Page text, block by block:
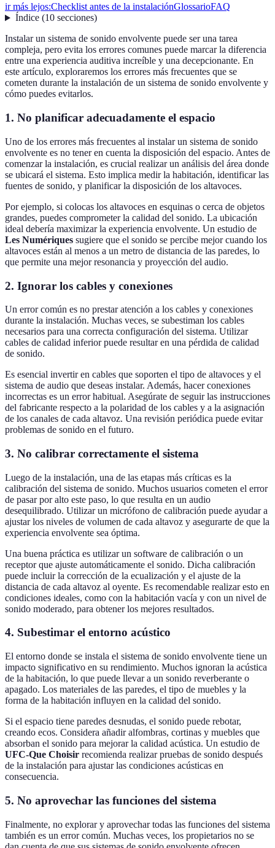
ir más lejos:Checklist antes de la instalaciónGlossarioFAQ
Índice(10 secciones)
Instalar un sistema de sonido envolvente puede ser una tarea
compleja, pero evita los errores comunes puede marcar la diferencia
entre una experiencia auditiva increíble y una decepcionante. En
este artículo, exploraremos los errores más frecuentes que se
cometen durante la instalación de un sistema de sonido envolvente y
cómo puedes evitarlos.
1. No planificar adecuadamente el espacio
Uno de los errores más frecuentes al instalar un sistema de sonido
envolvente es no tener en cuenta la disposición del espacio. Antes de
comenzar la instalación, es crucial realizar un análisis del área donde
se ubicará el sistema. Esto implica medir la habitación, identificar las
fuentes de sonido, y planificar la disposición de los altavoces.
Por ejemplo, si colocas los altavoces en esquinas o cerca de objetos
grandes, puedes comprometer la calidad del sonido. La ubicación
ideal debería maximizar la experiencia envolvente. Un estudio de
Les Numériques sugiere que el sonido se percibe mejor cuando los
altavoces están al menos a un metro de distancia de las paredes, lo
que permite una mejor resonancia y proyección del audio.
2. Ignorar los cables y conexiones
Un error común es no prestar atención a los cables y conexiones
durante la instalación. Muchas veces, se subestiman los cables
necesarios para una correcta configuración del sistema. Utilizar
cables de calidad inferior puede resultar en una pérdida de calidad
de sonido.
Es esencial invertir en cables que soporten el tipo de altavoces y el
sistema de audio que deseas instalar. Además, hacer conexiones
incorrectas es un error habitual. Asegúrate de seguir las instrucciones
del fabricante respecto a la polaridad de los cables y a la asignación
de los canales de cada altavoz. Una revisión periódica puede evitar
problemas de sonido en el futuro.
3. No calibrar correctamente el sistema
Luego de la instalación, una de las etapas más críticas es la
calibración del sistema de sonido. Muchos usuarios cometen el error
de pasar por alto este paso, lo que resulta en un audio
desequilibrado. Utilizar un micrófono de calibración puede ayudar a
ajustar los niveles de volumen de cada altavoz y asegurarte de que la
experiencia envolvente sea óptima.
Una buena práctica es utilizar un software de calibración o un
receptor que ajuste automáticamente el sonido. Dicha calibración
puede incluir la corrección de la ecualización y el ajuste de la
distancia de cada altavoz al oyente. Es recomendable realizar esto en
condiciones ideales, como con la habitación vacía y con un nivel de
sonido moderado, para obtener los mejores resultados.
4. Subestimar el entorno acústico
El entorno donde se instala el sistema de sonido envolvente tiene un
impacto significativo en su rendimiento. Muchos ignoran la acústica
de la habitación, lo que puede llevar a un sonido reverberante o
apagado. Los materiales de las paredes, el tipo de muebles y la
forma de la habitación influyen en la calidad del sonido.
Si el espacio tiene paredes desnudas, el sonido puede rebotar,
creando ecos. Considera añadir alfombras, cortinas y muebles que
absorban el sonido para mejorar la calidad acústica. Un estudio de
UFC-Que Choisir recomienda realizar pruebas de sonido después
de la instalación para ajustar las condiciones acústicas en
consecuencia.
5. No aprovechar las funciones del sistema
Finalmente, no explorar y aprovechar todas las funciones del sistema
también es un error común. Muchas veces, los propietarios no se